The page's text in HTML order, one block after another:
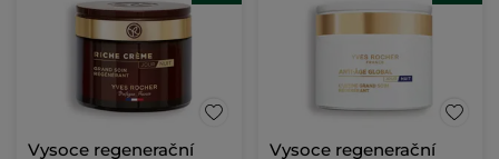
Vysoce regenerační
Vysoce regenerační